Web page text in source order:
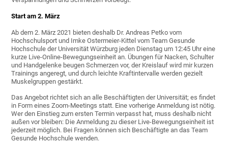
Start am 2. März
Ab dem 2. März 2021 bieten deshalb Dr. Andreas Petko vom
Hochschulsport und Imke Ostermeier-Kittel vom Team Gesunde
Hochschule der Universität Würzburg jeden Dienstag um 12:45 Uhr eine
kurze Live-Online-Bewegungseinheit an. Übungen für Nacken, Schulter
und Handgelenke beugen Schmerzen vor, der Kreislauf wird mir kurzen
Trainings angeregt, und durch leichte Kraftintervalle werden gezielt
Muskelgruppen gestärkt.
Das Angebot richtet sich an alle Beschäftigten der Universität; es findet
in Form eines Zoom-Meetings statt. Eine vorherige Anmeldung ist nötig.
Wer den Einstieg zum ersten Termin verpasst hat, muss deshalb nicht
außen vor bleiben: Die Anmeldung zu dieser Live-Bewegungseinheit ist
jederzeit möglich. Bei Fragen können sich Beschäftigte an das Team
Gesunde Hochschule wenden.